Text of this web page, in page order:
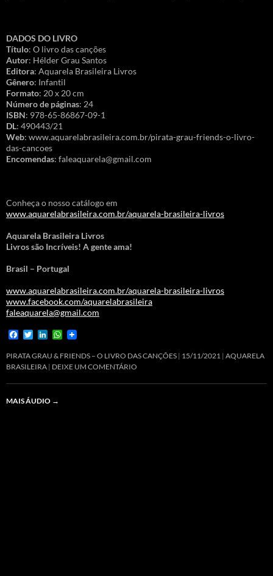
DADOS DO LIVRO
Título: O livro das canções
Autor: Hélder Grau Santos
Editora: Aquarela Brasileira Livros
Gênero: Infantil
Formato: 20 x 20 cm
Número de páginas: 24
ISBN: 978-65-86867-09-1
DL: 490443/21
Web: www.aquarelabrasileira.com.br/pirata-grau-friends-o-livro-
das-cancoes
Encomendas: faleaquarela@gmail.com
Conheça o nosso catálogo em
www.aquarelabrasileira.com.br/aquarela-brasileira-livros
Aquarela Brasileira Livros
Livros são Incríveis! A gente ama!
Brasil – Portugal
www.aquarelabrasileira.com.br/aquarela-brasileira-livros
www.facebook.com/aquarelabrasileira
faleaquarela@gmail.com
F
c
e
b
o
k
T
i
t
t
e
n
k
e
d
n
W
a
t
s
A
PIRATA GRAU & FRIENDS – O LIVRO DAS CANÇÕES 15/11/2021 AQUARELA
BRASILEIRA DEIXE UM COMENTÁRIO
MAIS ÁUDIO →